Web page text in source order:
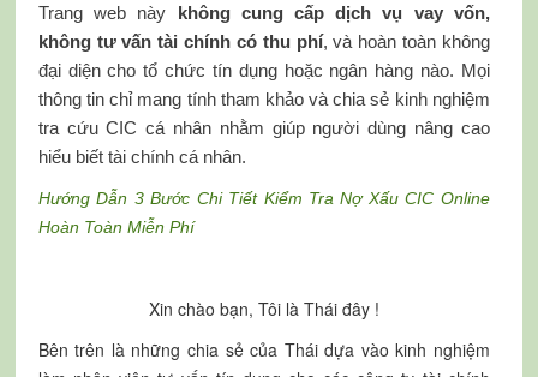
Trang web này không cung cấp dịch vụ vay vốn,
không tư vấn tài chính có thu phí, và hoàn toàn không
đại diện cho tổ chức tín dụng hoặc ngân hàng nào. Mọi
thông tin chỉ mang tính tham khảo và chia sẻ kinh nghiệm
tra cứu CIC cá nhân nhằm giúp người dùng nâng cao
hiểu biết tài chính cá nhân.
Hướng Dẫn 3 Bước Chi Tiết Kiểm Tra Nợ Xấu CIC Online
Hoàn Toàn Miễn Phí
Xin chào bạn, Tôi là Thái đây !
Bên trên là những chia sẻ của Thái dựa vào kinh nghiệm